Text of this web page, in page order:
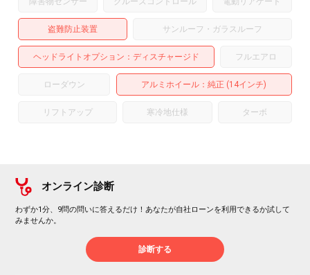
盗難防止装置 サンルーフ・ガラスルーフ
ヘッドライトオプション ディスチャージド フルエアロ
ローダウン アルミホイール ：純正 (14インチ)
リフトアップ 寒冷地仕様 ターボ
オンライン診断
わずか1分、9問の問いに答えるだけ！あなたが自社ローンを利用できるか試して
みませんか。
診断する